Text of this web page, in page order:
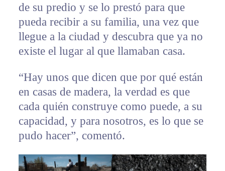
de su predio y se lo prestó para que
pueda recibir a su familia, una vez que
llegue a la ciudad y descubra que ya no
existe el lugar al que llamaban casa.
“Hay unos que dicen que por qué están
en casas de madera, la verdad es que
cada quién construye como puede, a su
capacidad, y para nosotros, es lo que se
pudo hacer”, comentó.